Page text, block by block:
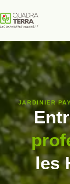
au
contenu
JARDINIER
les